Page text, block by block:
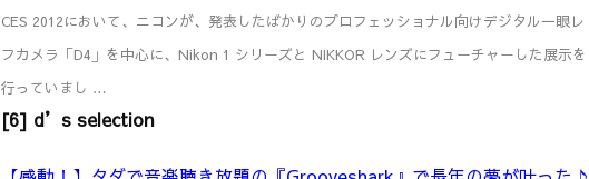
CES 2012において、ニコンが、発表したばかりのプロフェッショナル向けデジタル一眼レ
フカメラ「D4」を中心に、Nikon 1 シリーズと NIKKOR レンズにフューチャーした展示を
行っていまし …
[6] d’s selection